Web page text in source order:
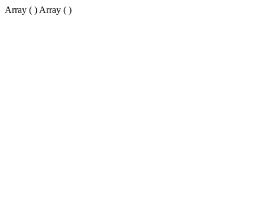
Array ( ) Array ( )